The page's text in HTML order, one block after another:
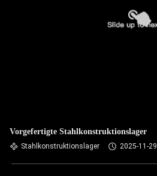
Vorgefertigte Stahlkonstruktionslager
Stahlkonstruktionslager 2025-11-29